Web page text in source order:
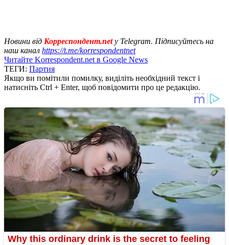
Новини від Корреспондент.netу Telegram. Підписуйтесь на
наш канал https://t.me/korrespondentnet
Читайте Korrespondent.net в Google News
ТЕГИ: Партия
Якщо ви помітили помилку, виділіть необхідний текст і
натисніть Ctrl + Enter, щоб повідомити про це редакцію.